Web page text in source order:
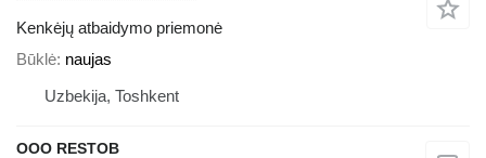
Kenkėjų atbaidymo priemonė
Būklė naujas
Uzbekija, Toshkent
OOO RESTOB